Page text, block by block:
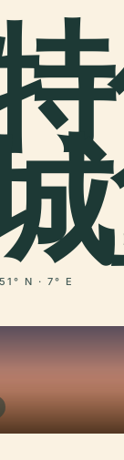
51° N · 7° E